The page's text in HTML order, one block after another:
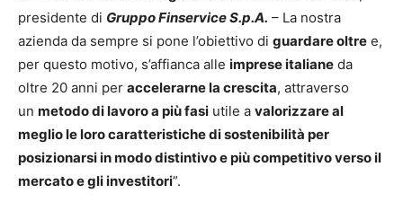
presidente di Gruppo Finservice S.p.A. – La nostra
azienda da sempre si pone l’obiettivo di guardare oltre e,
per questo motivo, s’affianca alle imprese italiane da
oltre 20 anni per accelerarne la crescita, attraverso
un metodo di lavoro a più fasi utile a valorizzare al
meglio le loro caratteristiche di sostenibilità per
posizionarsi in modo distintivo e più competitivo verso il
mercato e gli investitori”.